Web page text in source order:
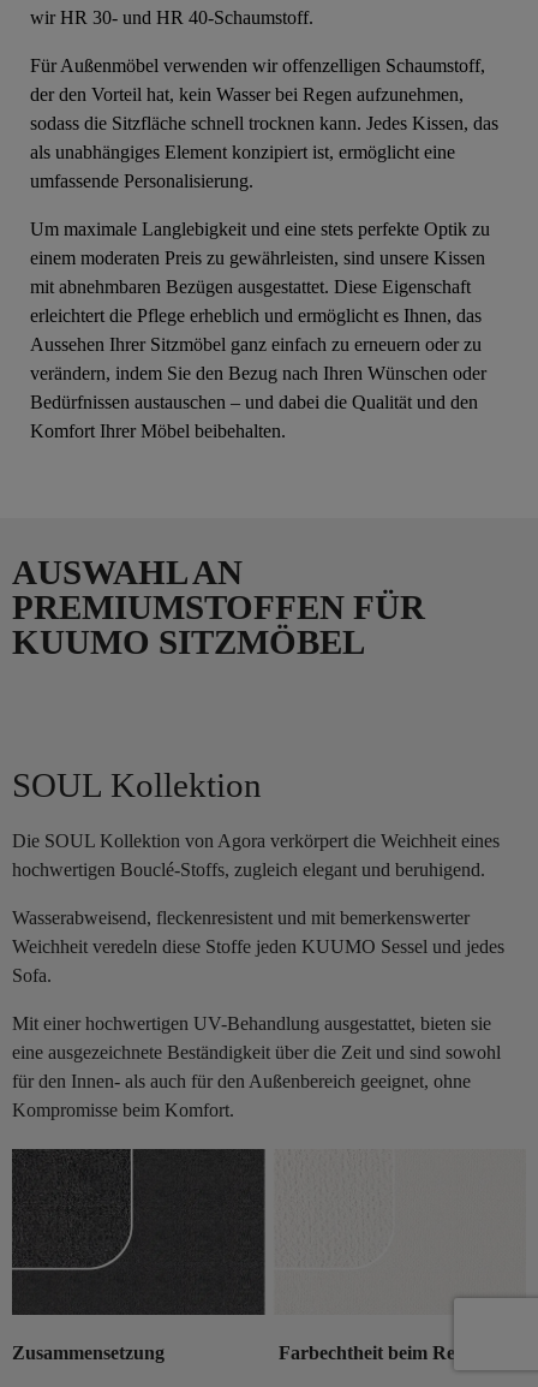
wir HR 30- und HR 40-Schaumstoff.
Für Außenmöbel verwenden wir offenzelligen Schaumstoff,
der den Vorteil hat, kein Wasser bei Regen aufzunehmen,
sodass die Sitzfläche schnell trocknen kann. Jedes Kissen, das
als unabhängiges Element konzipiert ist, ermöglicht eine
umfassende Personalisierung.
Um maximale Langlebigkeit und eine stets perfekte Optik zu
einem moderaten Preis zu gewährleisten, sind unsere Kissen
mit abnehmbaren Bezügen ausgestattet. Diese Eigenschaft
erleichtert die Pflege erheblich und ermöglicht es Ihnen, das
Aussehen Ihrer Sitzmöbel ganz einfach zu erneuern oder zu
verändern, indem Sie den Bezug nach Ihren Wünschen oder
Bedürfnissen austauschen – und dabei die Qualität und den
Komfort Ihrer Möbel beibehalten.
AUSWAHL AN
PREMIUMSTOFFEN FÜR
KUUMO SITZMÖBEL
SOUL Kollektion
Die SOUL Kollektion von Agora verkörpert die Weichheit eines
hochwertigen Bouclé-Stoffs, zugleich elegant und beruhigend.
Wasserabweisend, fleckenresistent und mit bemerkenswerter
Weichheit veredeln diese Stoffe jeden KUUMO Sessel und jedes
Sofa.
Mit einer hochwertigen UV-Behandlung ausgestattet, bieten sie
eine ausgezeichnete Beständigkeit über die Zeit und sind sowohl
für den Innen- als auch für den Außenbereich geeignet, ohne
Kompromisse beim Komfort.
Zusammensetzung Farbechtheit beim Reiben